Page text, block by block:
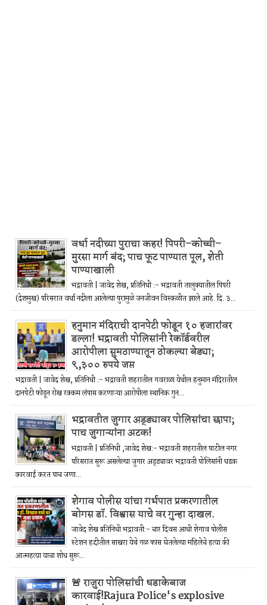
वर्धा नदीच्या पुराचा कहर! पिपरी–कोच्ची–
मुरसा मार्ग बंद; पाच फूट पाण्यात पूल, शेती
पाण्याखाली
भद्रावती | जावेद शेख, प्रतिनिधी :- भद्रावती तालुक्यातील पिपरी
(देशमुख) परिसरात वर्धा नदीला आलेल्या पुरामुळे जनजीवन विस्कळीत झाले आहे. दि. ३...
हनुमान मंदिराची दानपेटी फोडून १० हजारांवर
डल्ला! भद्रावती पोलिसांनी रेकॉर्डवरील
आरोपीला सुमठाण्यातून ठोकल्या बेड्या;
९,३०० रुपये जप्त
भद्रावती | जावेद शेख, प्रतिनिधी :- भद्रावती शहरातील गवराळा येथील हनुमान मंदिरातील
दानपेटी फोडून रोख रक्कम लंपास करणाऱ्या आरोपीला स्थानिक गुन...
भद्रावतीत जुगार अड्ड्यावर पोलिसांचा छापा;
पाच जुगाऱ्यांना अटक!
भद्रावती | प्रतिनिधी ,जावेद शेख:- भद्रावती शहरातील पाटील नगर
परिसरात सुरू असलेल्या जुगार अड्ड्यावर भद्रावती पोलिसांनी धडक
कारवाई करत पाच जणा...
शेगाव पोलीस यांचा गर्भपात प्रकरणातील
बोगस डॉ. विश्वास याचे वर गुन्हा दाखल.
जावेद शेख प्रतिनिधी भद्रावती:- चार दिवस आधी शेगाव पोलीस
स्टेशन हद्दीतील साखरा येथे गळ फास घेतलेल्या महिलेचे हत्या की
आत्महत्या याचा शोध सुरू...
🚨 राजुरा पोलिसांची धडाकेबाज
कारवाई!Rajura Police's explosive